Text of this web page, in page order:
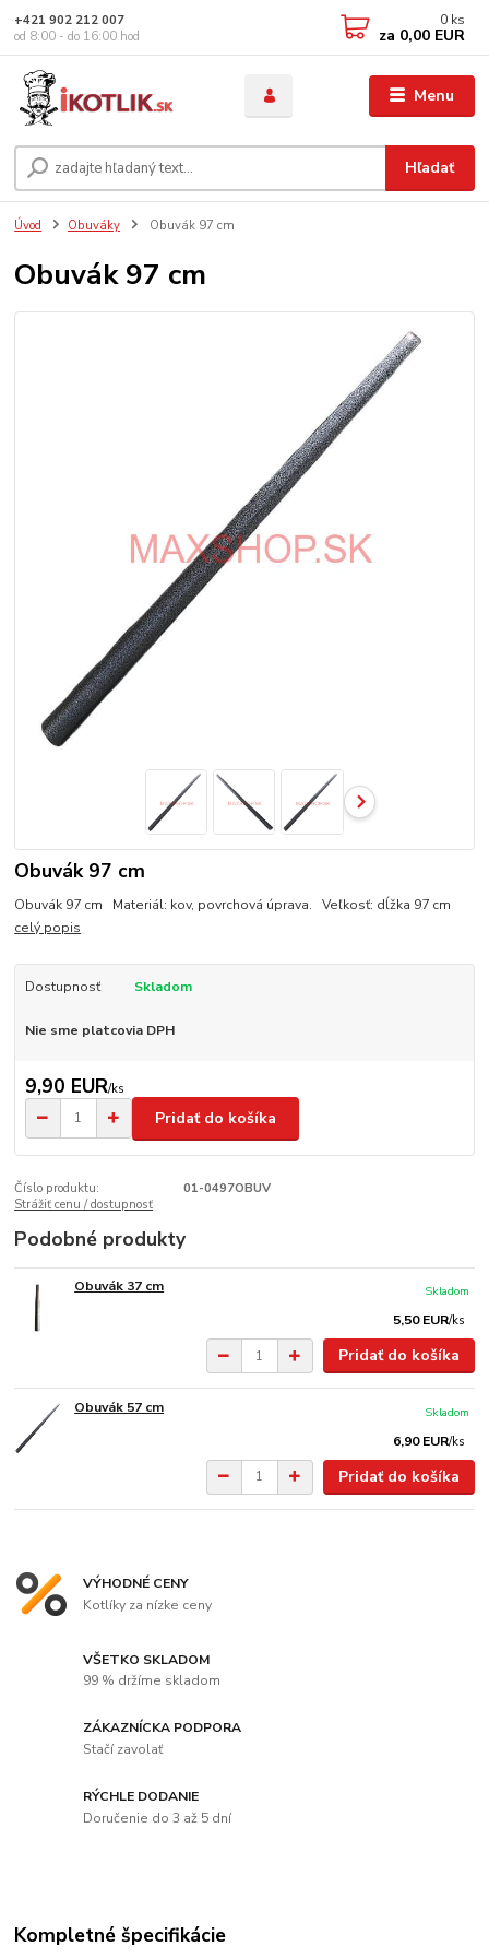
Menu
Hľadať
+421 902 212 007
od 8:00 - do 16:00 hod
0 ks
za 0,00 EUR
Úvod Obuváky Obuvák 97 cm
Obuvák 97 cm
Obuvák 97 cm
Obuvák 97 cm Materiál: kov, povrchová úprava. Veľkosť: dĺžka 97 cm
celý popis
Dostupnosť Skladom
Nie sme platcovia DPH
9,90 EUR/ks
Pridať do košíka
Číslo produktu:
01-0497OBUV
Strážiť cenu / dostupnosť
Podobné produkty
Obuvák 37 cm
5,50 EUR/ks
Skladom
Pridať do košíka
Obuvák 57 cm
6,90 EUR/ks
Skladom
Pridať do košíka
VÝHODNÉ CENY
Kotlíky za nízke ceny
VŠETKO SKLADOM
99 % držíme skladom
ZÁKAZNÍCKA PODPORA
Stačí zavolať
RÝCHLE DODANIE
Doručenie do 3 až 5 dní
Kompletné špecifikácie